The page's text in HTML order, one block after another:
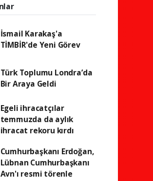
İsmail Karakaş'a
TİMBİR'de Yeni Görev
Türk Toplumu Londra’da
Bir Araya Geldi
Egeli ihracatçılar
temmuzda da aylık
ihracat rekoru kırdı
Cumhurbaşkanı Erdoğan,
Lübnan Cumhurbaşkanı
Avn'ı resmi törenle